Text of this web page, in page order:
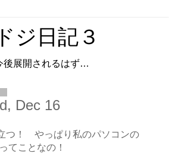
ジ日記３
後展開されるはず…
Dec 16
つ！ やっぱり私のパソコンの
てことなの！